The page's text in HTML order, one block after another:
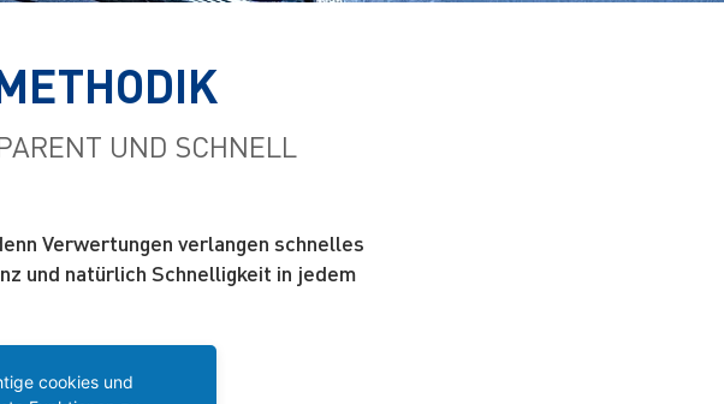
UND SCHNELL
Verwertungen verlangen schnelles
und natürlich Schnelligkeit in jedem
cookies und